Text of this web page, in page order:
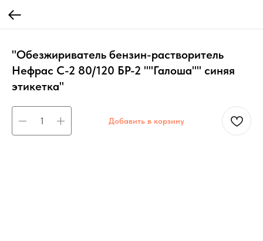
"Обезжириватель бензин-растворитель
Нефрас С-2 80/120 БР-2 ""Галоша"" синяя
этикетка"
Добавить в корзину